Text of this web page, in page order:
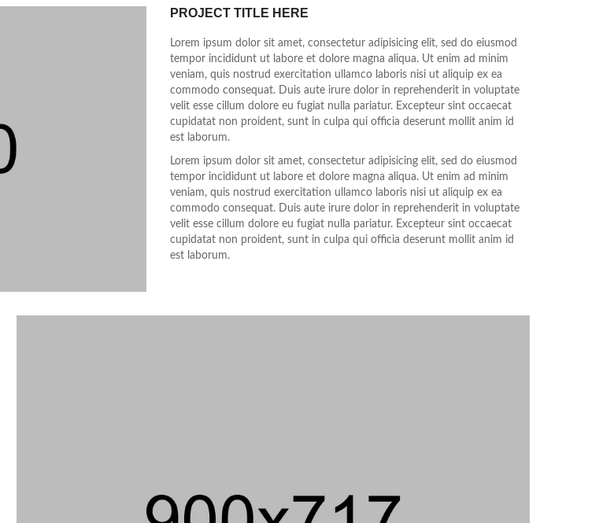
PROJECT TITLE HERE
Lorem ipsum dolor sit amet, consectetur adipisicing elit, sed do eiusmod
tempor incididunt ut labore et dolore magna aliqua. Ut enim ad minim
veniam, quis nostrud exercitation ullamco laboris nisi ut aliquip ex ea
commodo consequat. Duis aute irure dolor in reprehenderit in voluptate
velit esse cillum dolore eu fugiat nulla pariatur. Excepteur sint occaecat
cupidatat non proident, sunt in culpa qui officia deserunt mollit anim id
est laborum.
Lorem ipsum dolor sit amet, consectetur adipisicing elit, sed do eiusmod
tempor incididunt ut labore et dolore magna aliqua. Ut enim ad minim
veniam, quis nostrud exercitation ullamco laboris nisi ut aliquip ex ea
commodo consequat. Duis aute irure dolor in reprehenderit in voluptate
velit esse cillum dolore eu fugiat nulla pariatur. Excepteur sint occaecat
cupidatat non proident, sunt in culpa qui officia deserunt mollit anim id
est laborum.